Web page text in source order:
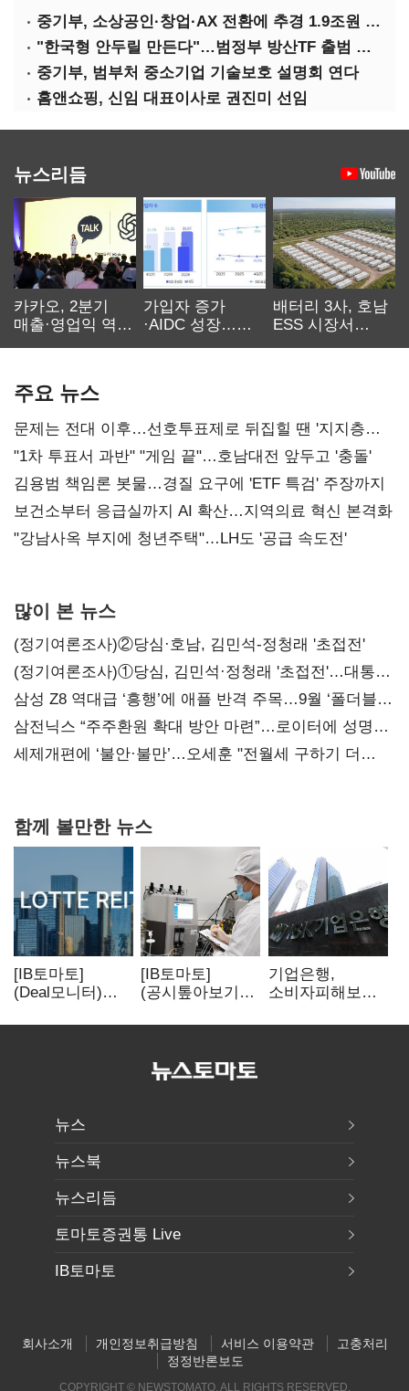
중기부, 소상공인·창업·AX 전환에 추경 1.9조원 편성
"한국형 안두릴 만든다"…범정부 방산TF 출범 초읽기
중기부, 범부처 중소기업 기술보호 설명회 연다
홈앤쇼핑, 신임 대표이사로 권진미 선임
뉴스리듬
카카오, 2분기
매출·영업익 역대
가입자 증가
·AIDC 성장…
배터리 3사, 호남
ESS 시장서
주요 뉴스
문제는 전대 이후…선호투표제로 뒤집힐 땐 '지지층
불복'
"1차 투표서 과반" "게임 끝"…호남대전 앞두고 '충돌'
김용범 책임론 봇물…경질 요구에 'ETF 특검' 주장까지
보건소부터 응급실까지 AI 확산…지역의료 혁신 본격화
"강남사옥 부지에 청년주택"…LH도 '공급 속도전'
많이 본 뉴스
(정기여론조사)②당심·호남, 김민석-정청래 '초접전'
(정기여론조사)①당심, 김민석·정청래 '초접전'…대통령
지지도 '50% 아래로'(종합)
삼성 Z8 역대급 ‘흥행’에 애플 반격 주목…9월 ‘폴더블
대전’
삼전닉스 “주주환원 확대 방안 마련”…로이터에 성명
보내
세제개편에 ‘불안·불만’…오세훈 "전월세 구하기 더
함께 볼만한 뉴스
[IB토마토]
(Deal모니터)
발행…빠듯한
[IB토마토]
(공시톺아보기)
무엇이 '중요한
기업은행,
소비자피해보상
보이스피싱 공시
뉴스
뉴스북
뉴스리듬
토마토증권통 Live
IB토마토
회사소개 개인정보취급방침 서비스 이용약관
고충처리
정정반론보도
COPYRIGHT © NEWSTOMATO. ALL RIGHTS RESERVED.